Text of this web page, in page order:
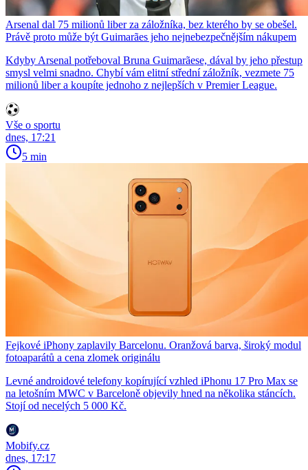
Arsenal dal 75 milionů liber za záložníka, bez kterého by se obešel.
Právě proto může být Guimarães jeho nejnebezpečnějším nákupem
Kdyby Arsenal potřeboval Bruna Guimarãese, dával by jeho přestup
smysl velmi snadno. Chybí vám elitní střední záložník, vezmete 75
milionů liber a koupíte jednoho z nejlepších v Premier League.
Vše o sportu
dnes, 17:21
5 min
Fejkové iPhony zaplavily Barcelonu. Oranžová barva, široký modul
fotoaparátů a cena zlomek originálu
Levné androidové telefony kopírující vzhled iPhonu 17 Pro Max se
na letošním MWC v Barceloně objevily hned na několika stáncích.
Stojí od necelých 5 000 Kč.
Mobify.cz
dnes, 17:17